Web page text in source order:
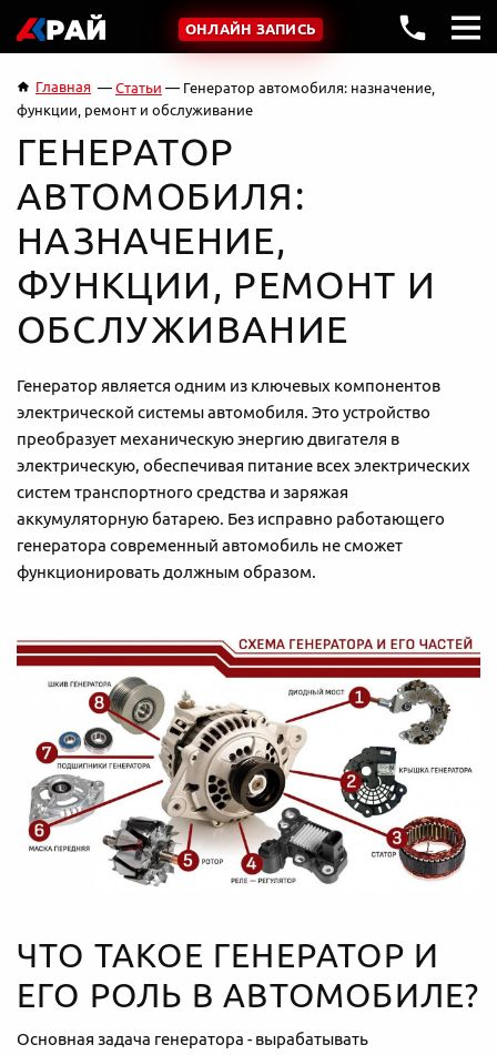
ОНЛАЙН ЗАПИСЬ
Главная Статьи
Генератор автомобиля: назначение,
функции, ремонт и обслуживание
ГЕНЕРАТОР
АВТОМОБИЛЯ:
НАЗНАЧЕНИЕ,
ФУНКЦИИ, РЕМОНТ И
ОБСЛУЖИВАНИЕ
Генератор является одним из ключевых компонентов
электрической системы автомобиля. Это устройство
преобразует механическую энергию двигателя в
электрическую, обеспечивая питание всех электрических
систем транспортного средства и заряжая
аккумуляторную батарею. Без исправно работающего
генератора современный автомобиль не сможет
функционировать должным образом.
ЧТО ТАКОЕ ГЕНЕРАТОР И
ЕГО РОЛЬ В АВТОМОБИЛЕ?
Основная задача генератора - вырабатывать